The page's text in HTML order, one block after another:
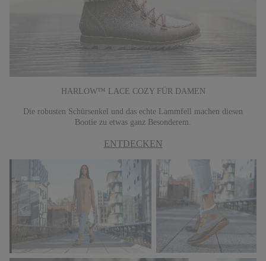
HARLOW™ LACE COZY FÜR DAMEN
Die robusten Schürsenkel und das echte Lammfell machen diesen
Bootie zu etwas ganz Besonderem.
ENTDECKEN